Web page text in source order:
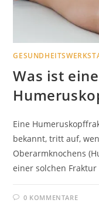
Was ist eine
Eine
bekannt, tritt auf,
Oberarmknochens
einer solchen
0 KOMMENTARE